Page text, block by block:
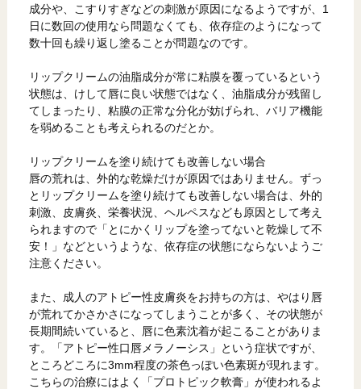
成分や、こすりすぎなどの刺激が原因になるようですが、1
日に数回の使用なら問題なくても、依存症のようになって
数十回も繰り返し塗ることが問題なのです。
リップクリームの油脂成分が常に粘膜を覆っているという
状態は、けして唇に良い状態ではなく、油脂成分が残留し
てしまったり、粘膜の正常な分化が妨げられ、バリア機能
を弱めることも考えられるのだとか。
リップクリームを塗り続けても改善しない場合
唇の荒れは、外的な乾燥だけが原因ではありません。ずっ
とリップクリームを塗り続けても改善しない場合は、外的
刺激、皮膚炎、栄養状況、ヘルペスなども原因として考え
られますので「とにかくリップを塗ってないと乾燥して不
安！」などというような、依存症の状態にならないようご
注意ください。
また、成人のアトピー性皮膚炎をお持ちの方は、やはり唇
が荒れてかさかさになってしまうことが多く、その状態が
長期間続いていると、唇に色素沈着が起こることがありま
す。「アトピー性口唇メラノーシス」という症状ですが、
ところどころに3mm程度の茶色っぽい色素斑が現れます。
こちらの治療にはよく「プロトピック軟膏」が使われるよ